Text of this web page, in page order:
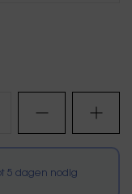
5 dagen nodig